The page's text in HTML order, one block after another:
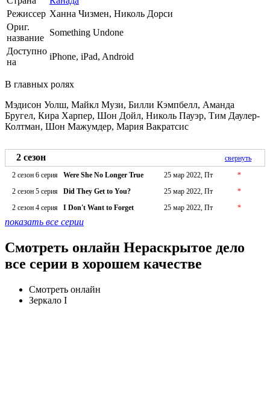
Режиссер Ханна Чизмен, Николь Дорси
Ориг.
название
Something Undone
Доступно
на
iPhone, iPad, Android
В главных ролях
Мэдисон Уолш, Майкл Музи, Билли Кэмпбелл, Аманда
Бругел, Кира Харпер, Шон Дойл, Николь Пауэр, Тим Даулер-
Колтман, Шон Мажумдер, Мария Вакратсис
2 сезон
свернуть
2 сезон 6 серия
Were She No Longer True 25 мар 2022, Пт
*
2 сезон 5 серия
Did They Get to You? 25 мар 2022, Пт
*
2 сезон 4 серия
I Don't Want to Forget 25 мар 2022, Пт *
показать все серии
Смотреть онлайн Нераскрытое дело
все серии в хорошем качестве
Смотреть онлайн
Зеркало I